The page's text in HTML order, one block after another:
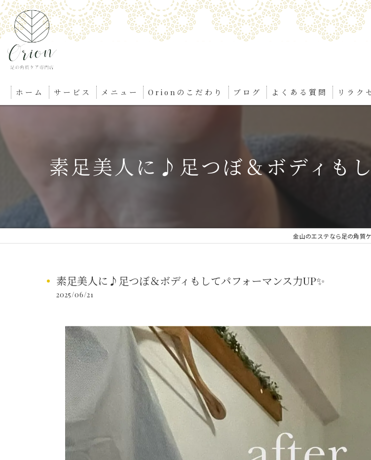
ホーム サービス メニュー Orionのこだわり ブログ よくある質問 リラク
素足美人に♪足つぼ＆ボディも
金山のエステなら足の角質
素足美人に♪足つぼ＆ボディもしてパフォーマンス力UP✨
2025/06/21